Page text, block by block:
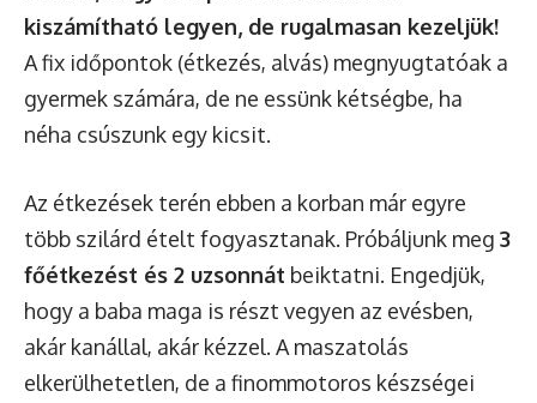
kiszámítható legyen, de rugalmasan kezeljük!
A fix időpontok (étkezés, alvás) megnyugtatóak a
gyermek számára, de ne essünk kétségbe, ha
néha csúszunk egy kicsit.
Az étkezések terén ebben a korban már egyre
több szilárd ételt fogyasztanak. Próbáljunk meg 3
főétkezést és 2 uzsonnát beiktatni. Engedjük,
hogy a baba maga is részt vegyen az evésben,
akár kanállal, akár kézzel. A maszatolás
elkerülhetetlen, de a finommotoros készségei